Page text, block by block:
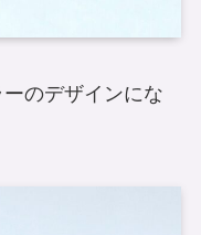
のデザインにな